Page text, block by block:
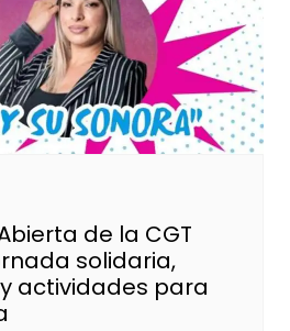
de la CGT
solidaria,
actividades para